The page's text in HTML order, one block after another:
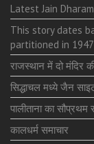
Latest Jain
This story dates
partitioned in 1947
राजस्थान में दो मंदिर
सिद्धाचल मध्ये जैन
पालीताना का
कालधर्म समाचार